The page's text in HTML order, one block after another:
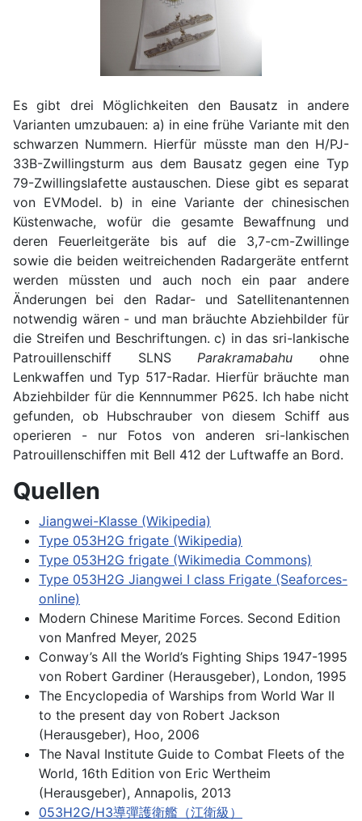
Es gibt drei Möglichkeiten den Bausatz in andere
Varianten umzubauen: a) in eine frühe Variante mit den
schwarzen Nummern. Hierfür müsste man den H/PJ-
33B-Zwillingsturm aus dem Bausatz gegen eine Typ
79-Zwillingslafette austauschen. Diese gibt es separat
von EVModel. b) in eine Variante der chinesischen
Küstenwache, wofür die gesamte Bewaffnung und
deren Feuerleitgeräte bis auf die 3,7-cm-Zwillinge
sowie die beiden weitreichenden Radargeräte entfernt
werden müssten und auch noch ein paar andere
Änderungen bei den Radar- und Satellitenantennen
notwendig wären - und man bräuchte Abziehbilder für
die Streifen und Beschriftungen. c) in das sri-lankische
Patrouillenschiff SLNS Parakramabahu ohne
Lenkwaffen und Typ 517-Radar. Hierfür bräuchte man
Abziehbilder für die Kennnummer P625. Ich habe nicht
gefunden, ob Hubschrauber von diesem Schiff aus
operieren - nur Fotos von anderen sri-lankischen
Patrouillenschiffen mit Bell 412 der Luftwaffe an Bord.
Quellen
Jiangwei-Klasse (Wikipedia)
Type 053H2G frigate (Wikipedia)
Type 053H2G frigate (Wikimedia Commons)
Type 053H2G Jiangwei I class Frigate (Seaforces-
online)
Modern Chinese Maritime Forces. Second Edition
von Manfred Meyer, 2025
Conway’s All the World’s Fighting Ships 1947-1995
von Robert Gardiner (Herausgeber), London, 1995
The Encyclopedia of Warships from World War II
to the present day von Robert Jackson
(Herausgeber), Hoo, 2006
The Naval Institute Guide to Combat Fleets of the
World, 16th Edition von Eric Wertheim
(Herausgeber), Annapolis, 2013
053H2G/H3導彈護衛艦（江衛級）